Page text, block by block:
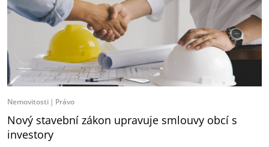
Nemovitosti Právo
Nový stavební zákon upravuje smlouvy obcí s
investory